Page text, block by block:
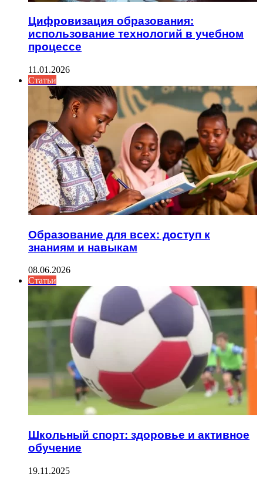
Цифровизация образования:
использование технологий в учебном
процессе
11.01.2026
Статьи
Образование для всех: доступ к
знаниям и навыкам
08.06.2026
Статьи
Школьный спорт: здоровье и активное
обучение
19.11.2025